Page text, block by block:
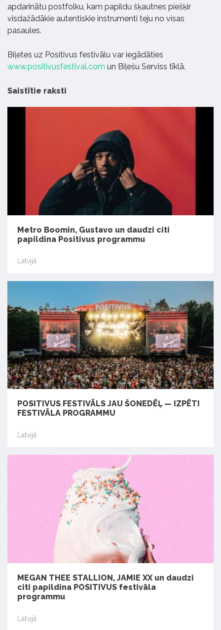
apdarinātu postfolku, kam papildu šķautnes piešķir
visdažādākie autentiskie instrumenti teju no visas
pasaules.
Biļetes uz Positivus festivālu var iegādāties
www.positivusfestival.com un Biļešu Serviss tīklā.
Saistītie raksti
Metro Boomin, Gustavo un daudzi citi
papildina Positivus programmu
Latvijā
POSITIVUS FESTIVĀLS JAU ŠONEDĒĻ — IZPĒTI
FESTIVĀLA PROGRAMMU
Latvijā
MEGAN THEE STALLION, JAMIE XX un daudzi
citi papildina POSITIVUS festivāla
programmu
Latvijā